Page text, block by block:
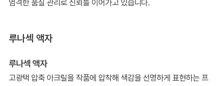
엄격한 품질 관리로 신뢰를 이어가고 있습니다.
루나섹 액자
루나섹 액자
고광택 압축 아크릴을 작품에 압착해 색감을 선명하게 표현하는 프